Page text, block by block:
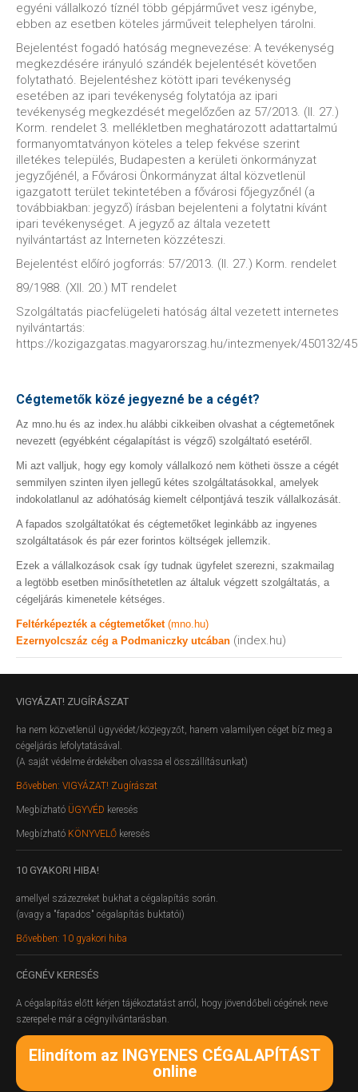
egyéni vállalkozó tíznél több gépjárművet vesz igénybe,
ebben az esetben köteles járműveit telephelyen tárolni.
Bejelentést fogadó hatóság megnevezése: A tevékenység
megkezdésére irányuló szándék bejelentését követően
folytatható. Bejelentéshez kötött ipari tevékenység
esetében az ipari tevékenység folytatója az ipari
tevékenység megkezdését megelőzően az 57/2013. (II. 27.)
Korm. rendelet 3. mellékletben meghatározott adattartalmú
formanyomtatványon köteles a telep fekvése szerint
illetékes település, Budapesten a kerületi önkormányzat
jegyzőjénél, a Fővárosi Önkormányzat által közvetlenül
igazgatott terület tekintetében a fővárosi főjegyzőnél (a
továbbiakban: jegyző) írásban bejelenteni a folytatni kívánt
ipari tevékenységet. A jegyző az általa vezetett
nyilvántartást az Interneten közzéteszi.
Bejelentést előíró jogforrás: 57/2013. (II. 27.) Korm. rendelet
89/1988. (XII. 20.) MT rendelet
Szolgáltatás piacfelügeleti hatóság által vezetett internetes
nyilvántartás:
https://kozigazgatas.magyarorszag.hu/intezmenyek/450132/
Cégtemetők közé jegyezné be a cégét?
Az mno.hu és az index.hu alábbi cikkeiben olvashat a cégtemetőnek
nevezett (egyébként cégalapítást is végző) szolgáltató esetéről.
Mi azt valljuk, hogy egy komoly vállalkozó nem kötheti össze a cégét
semmilyen szinten ilyen jellegű kétes szolgáltatásokkal, amelyek
indokolatlanul az adóhatóság kiemelt célpontjává teszik vállalkozását.
A fapados szolgáltatókat és cégtemetőket leginkább az ingyenes
szolgáltatások és pár ezer forintos költségek jellemzik.
Ezek a vállalkozások csak így tudnak ügyfelet szerezni, szakmailag
a legtöbb esetben minősíthetetlen az általuk végzett szolgáltatás, a
cégeljárás kimenetele kétséges.
Feltérképezték a cégtemetőket (mno.hu)
Ezernyolcszáz cég a Podmaniczky utcában (index.hu)
VIGYÁZAT! ZUGÍRÁSZAT
ha nem közvetlenül ügyvédet/közjegyzőt, hanem valamilyen céget bíz meg a
cégeljárás lefolytatásával.
(A saját védelme érdekében olvassa el összállításunkat)
Bővebben: VIGYÁZAT! Zugírászat
Megbízható ÜGYVÉD keresés
Megbízható KÖNYVELŐ keresés
10 GYAKORI HIBA!
amellyel százezreket bukhat a cégalapítás során.
(avagy a "fapados" cégalapítás buktatói)
Bővebben: 10 gyakori hiba
CÉGNÉV KERESÉS
A cégalapítás előtt kérjen tájékoztatást arról, hogy jövendőbeli cégének neve
szerepel-e már a cégnyilvántarásban.
Elindítom az INGYENES CÉGALAPÍTÁST
online